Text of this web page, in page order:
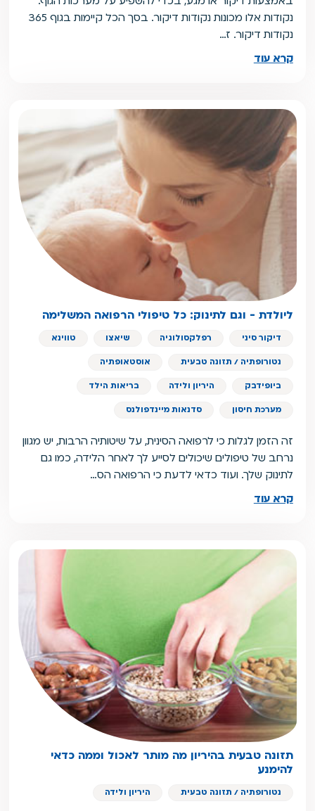
נקודות אלו מכונות נקודות דיקור. בסך הכל קיימות בגוף 365
נקודות דיקור. ז…
קרא עוד
ליולדת - וגם לתינוק: כל טיפולי הרפואה המשלימה
דיקור סיני רפלקסולוגיה שיאצו טווינא
נטורופתיה / תזונה טבעית אוסטאופתיה
ביופידבק היריון ולידה בריאות הילד
מערכת חיסון סדנאות מיינדפולנס
זה הזמן לגלות כי לרפואה הסינית, על שיטותיה הרבות, יש מגוון
נרחב של טיפולים שיכולים לסייע לך לאחר הלידה, כמו גם
לתינוק שלך. ועוד כדאי לדעת כי הרפואה הס…
קרא עוד
תזונה טבעית בהיריון מה מותר לאכול וממה כדאי
להימנע
נטורופתיה / תזונה טבעית היריון ולידה